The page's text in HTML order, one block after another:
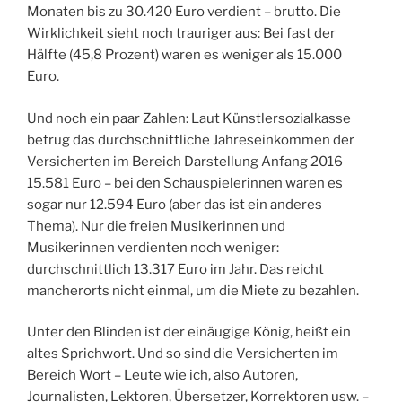
Monaten bis zu 30.420 Euro verdient – brutto. Die
Wirklichkeit sieht noch trauriger aus: Bei fast der
Hälfte (45,8 Prozent) waren es weniger als 15.000
Euro.
Und noch ein paar Zahlen: Laut Künstlersozialkasse
betrug das durchschnittliche Jahreseinkommen der
Versicherten im Bereich Darstellung Anfang 2016
15.581 Euro – bei den Schauspielerinnen waren es
sogar nur 12.594 Euro (aber das ist ein anderes
Thema). Nur die freien Musikerinnen und
Musikerinnen verdienten noch weniger:
durchschnittlich 13.317 Euro im Jahr. Das reicht
mancherorts nicht einmal, um die Miete zu bezahlen.
Unter den Blinden ist der einäugige König, heißt ein
altes Sprichwort. Und so sind die Versicherten im
Bereich Wort – Leute wie ich, also Autoren,
Journalisten, Lektoren, Übersetzer, Korrektoren usw. –